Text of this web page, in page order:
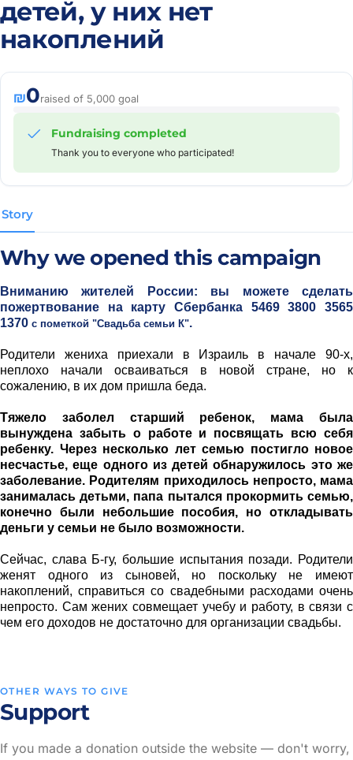
детей, у них нет
накоплений
Story
₪0raised of 5,000 goal
Fundraising completed
Thank you to everyone who participated!
Why we opened this campaign
Вниманию жителей России: вы можете сделать
пожертвование на карту Сбербанка 5469 3800 3565
1370 с пометкой "Свадьба семьи К".
Родители жениха приехали в Израиль в начале 90-х,
неплохо начали осваиваться в новой стране, но к
сожалению, в их дом пришла беда.
Тяжело заболел старший ребенок, мама была
вынуждена забыть о работе и посвящать всю себя
ребенку. Через несколько лет семью постигло новое
несчастье, еще одного из детей обнаружилось это же
заболевание. Родителям приходилось непросто, мама
занималась детьми, папа пытался прокормить семью,
конечно были небольшие пособия, но откладывать
деньги у семьи не было возможности.
Сейчас, слава Б-гу, большие испытания позади. Родители
женят одного из сыновей, но поскольку не имеют
накоплений, справиться со свадебными расходами очень
непросто. Сам жених совмещает учебу и работу, в связи с
чем его доходов не достаточно для организации свадьбы.
OTHER WAYS TO GIVE
Support
If you made a donation outside the website — don't worry,